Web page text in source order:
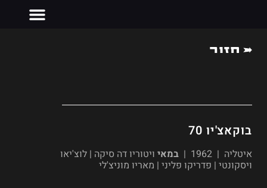
חזור
בוקאצ'יו 70
איטליה | 1962 | במאיויטוריו דה סיקה | לוצ'יאו
ויסקונטי | פדריקו פליני | מאריו מוניצ'לי